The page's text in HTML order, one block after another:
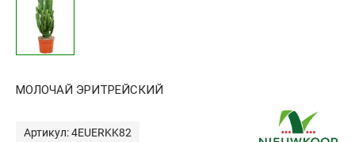
МОЛОЧАЙ ЭРИТРЕЙСКИЙ
Артикул: 4EUERKK82